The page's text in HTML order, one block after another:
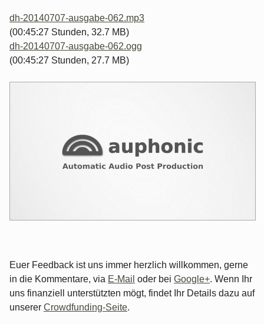
dh-20140707-ausgabe-062.mp3
(00:45:27 Stunden, 32.7 MB)
dh-20140707-ausgabe-062.ogg
(00:45:27 Stunden, 27.7 MB)
Euer Feedback ist uns immer herzlich willkommen, gerne
in die Kommentare, via E-Mail oder bei Google+. Wenn Ihr
uns finanziell unterstützten mögt, findet Ihr Details dazu auf
unserer Crowdfunding-Seite.